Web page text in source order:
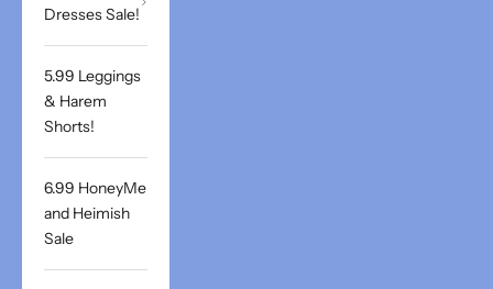
Dresses Sale!
5.99 Leggings
& Harem
Shorts!
6.99 HoneyMe
and Heimish
Sale